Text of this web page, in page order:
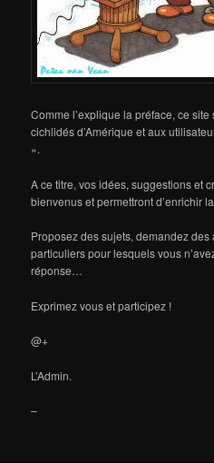
Comme l’explique la préface, ce
cichlidés d’Amérique et aux
».
A ce titre, vos idées, suggestions et
bienvenus et permettront d’enrichir
Proposez des sujets, demandez
particuliers pour lesquels vous
réponse…
Exprimez vous et participez !
@+
L’Admin.
–